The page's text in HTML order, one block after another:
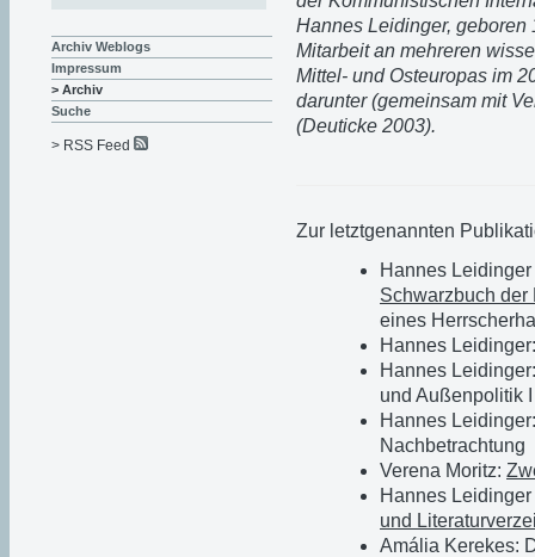
Hannes Leidinger, geboren
Mitarbeit an mehreren
Mittel- und Osteuropas im
darunter (gemeinsam mit
(Deuticke 2003).
Zur letztgenannten
Hannes
Schwarzbuch der
eines
Hannes
Hannes
und Außenpolitik I
Hannes
Nachbetrachtung
Verena Moritz:
Hannes
und
Amália Kerekes:
Archiv Weblogs
Impressum
> Archiv
Suche
> RSS Feed